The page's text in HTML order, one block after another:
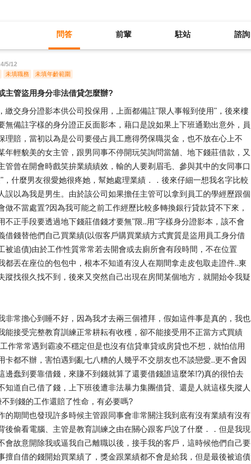
問答 前輩 駐站 諮詢
5/12
未填職務 未填年齡範圍
主管盜用身分非法借貸怎麼辦?
繳交身分證影本供公司投保用，上面都備註''限人事報到使用''，後來樓
無備註字樣的身分證正反面影本，藉口是說如果上下班通勤出意外，員
理賠，當初以為是公司要侵占員工應得勞保職災金，也不放在心上不
年輕貌美的女主管，跟男同事不停開玩笑詢問當舖、地下錢莊借款，又
管曾在開會時戲笑拚業績績效，輸的人要剃眉毛、參與其中的女同事口
，什麼男友很愛她很疼她，幫她處理業績．．後來仔細一想我名字比較
誤以為我是男生。由於該公司如果擔任主管可以拿到員工的學經歷跟個
做不當處置?因為我可能之前工作經歷比較多轉換銀行貸款貸不下來，
不正手段要透過地下錢莊借錢才要無''限..用''字樣身分證影本，該不會
借錢替他們自己買業績(以假客戶購買業績方式實質是盜用員工身分借
被追債)由於工作性質常常若去開會或去廁所會有段時間，不在位置
都丟在座位的包包中，根本不知道有沒人在期間拿走皮包取走證件..東
蹤找很久找不到，後來又突然自己出現在房間某個地方，就開始令我疑
常擔心到睡不好，因為我才去兩三個禮拜，假如這件事是真的，我也
能接受完整教育訓練正常耕耘有收穫，卻不能接受用不正當方式買績
作常常遇到霸凌不穩定但是也沒有信貸車貸或房貸也不想，就怕信用
卡都不辦，害怕遇到亂七八糟的人幾乎不交朋友也不談戀愛..更不會因
邊蠢到要靠借錢，來賺不到錢就算了還要借錢誰這麼笨!?)真的很怕去
知道自己借了錢，上下班後遭非法暴力集團借貸、還是人就這樣失蹤人
不到錢的工作還賠了性命，有必要嗎?
期間也發現許多時候主管跟同事會非常關注我到底有沒有業績有沒有
後偷看電腦、主管是教育訓練之由在關心跟客戶說了什麼．．但是我現
會故意開除我或逼我自己離職以後，接手我的客戶，這時候他們自己要
擅自借的錢開始買業績了，獎金跟業績都不會是給我，但是最後被追債